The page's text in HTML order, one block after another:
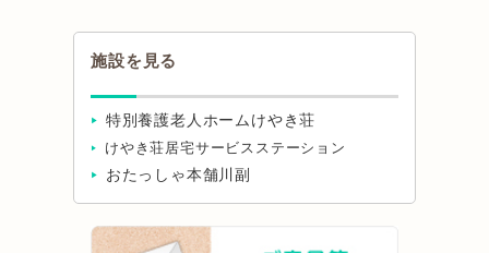
施設を見る
特別養護老人ホームけやき荘
けやき荘居宅サービスステーション
おたっしゃ本舗川副